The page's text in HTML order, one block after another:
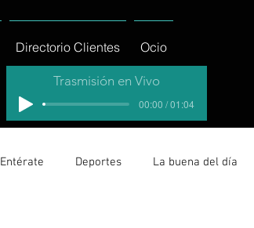
Directorio Clientes Ocio
Trasmisión en Vivo
00:00 / 01:04
Entérate Deportes La buena del día